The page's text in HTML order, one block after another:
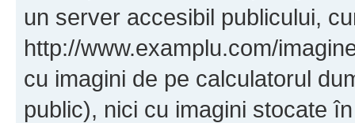
un server accesibil publicului,
http://www.examplu.com/
cu imagini de pe calculatorul
public), nici cu imagini stocate